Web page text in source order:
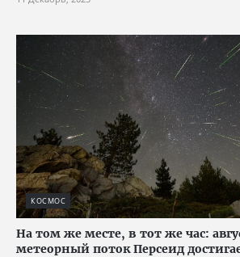
КОСМОС
На том же месте, в тот же час:
метеорный поток Персеид